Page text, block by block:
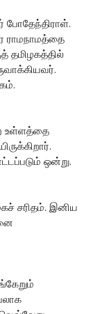
போதேந்திராள்.
ராமநாமத்தை
தமிழகத்தில்
உள்ளத்தை
ஒன்று.
சரிதம். இனிய